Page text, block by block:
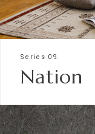
Series 09.
Nation